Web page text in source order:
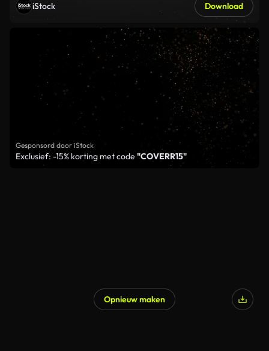
iStock Download
Gesponsord door iStock
Exclusief: -15% korting met code "COVERR15"
Opnieuw maken